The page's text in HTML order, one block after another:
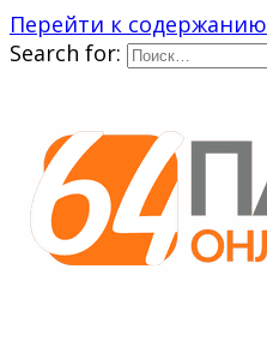
Перейти к содержанию
Search for: